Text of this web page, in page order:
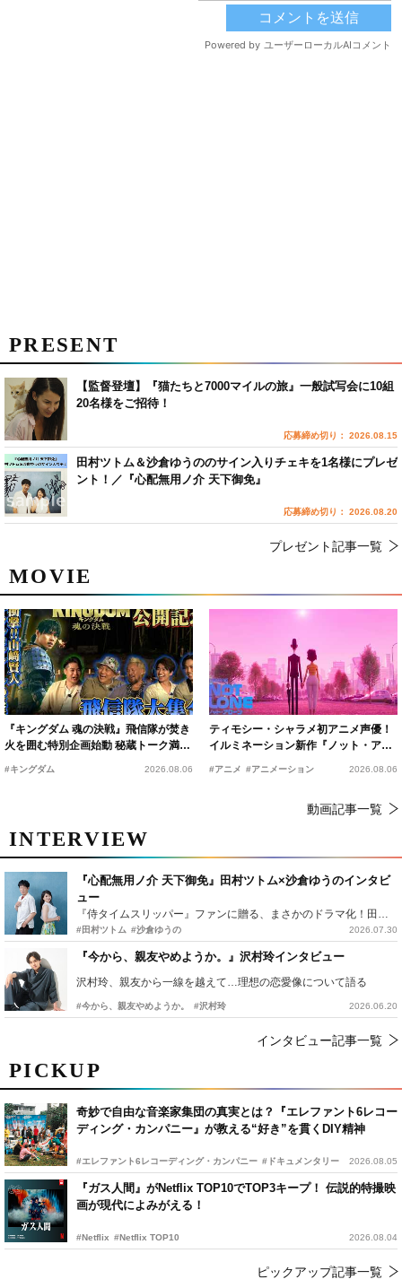
PICKUP
奇妙で自由な音楽家集団の真実とは？『エレファント6レコー
ディング・カンパニー』が教える“好き”を貫くDIY精神
#エレファント6レコーディング・カンパニー #ドキュメンタリー 2026.08.05
『ガス人間』がNetflix TOP10でTOP3キープ！ 伝説的特撮映
画が現代によみがえる！
#Netflix #Netflix TOP10 2026.08.04
ピックアップ記事一覧
MOVIE
『キングダム 魂の決戦』飛信隊が焚き
火を囲む特別企画始動 秘蔵トーク満載
の“キングダムキャンプ”開催
#キングダム 2026.08.06
ティモシー・シャラメ初アニメ声優！
イルミネーション新作『ノット・アロ
#アニメ #アニメーション 2026.08.06
動画記事一覧
INTERVIEW
『心配無用ノ介 天下御免』田村ツトム×沙倉ゆうのインタビ
ュー
『侍タイムスリッパー』ファンに贈る、まさかのドラマ化！田村ツトム×沙倉ゆうのが語る『心配無用ノ介』撮影秘話
#田村ツトム #沙倉ゆうの 2026.07.30
『今から、親友やめようか。』沢村玲インタビュー
沢村玲、親友から一線を越えて…理想の恋愛像について語る
#今から、親友やめようか。 #沢村玲 2026.06.20
インタビュー記事一覧
PRESENT
【監督登壇】『猫たちと7000マイルの旅』一般試写会に10組
20名様をご招待！
応募締め切り： 2026.08.15
田村ツトム＆沙倉ゆうののサイン入りチェキを1名様にプレゼ
ント！／『心配無用ノ介 天下御免』
応募締め切り： 2026.08.20
プレゼント記事一覧